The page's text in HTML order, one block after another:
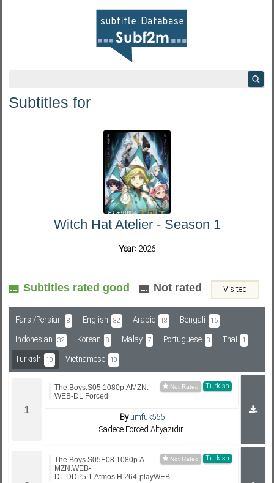
Subf2m 3.0
Subtitles for
Witch Hat Atelier - Season 1
Year: 2026
Subtitles rated good Not rated Visited
Farsi/Persian 8 English 32 Arabic 13 Bengali 15
Indonesian 32 Korean 8 Malay 7 Portuguese 3 Thai 1
Turkish 10 Vietnamese 10
Turkish
The.Boys.S05.1080p.AMZN.
WEB-DL Forced
Byumfuk555
Sadece Forced Altyazıdır.
Turkish
The.Boys.S05E08.1080p.A
MZN.WEB-
DL.DDP5.1.Atmos.H.264-playWEB